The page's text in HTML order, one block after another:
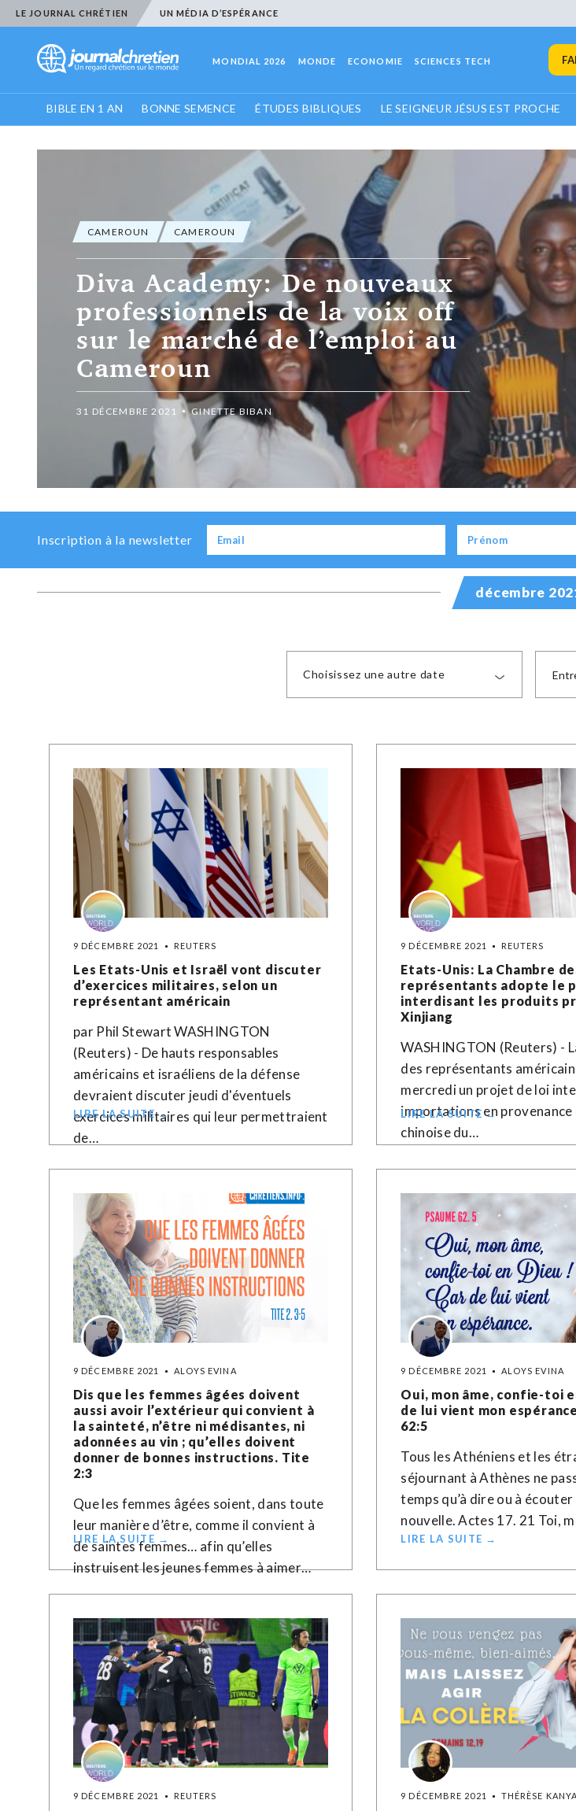
LE JOURNAL CHRÉTIEN UN MÉDIA D’ESPÉRANCE
MONDIAL 2026 MONDE ECONOMIE SCIENCES TECH
BIBLE EN 1 AN BONNE SEMENCE ÉTUDES BIBLIQUES LE SEIGNEUR JÉSUS EST PROCHE
CAMEROUN
Cameroun: L’ association
Zhenna au chevet des
malades
31 DÉCEMBRE 2021 GINETTE BIBAN
Previous
Next
Inscription à la newsletter
décembre
Choisissez une autre date
9 DÉCEMBRE 2021 REUTERS
Les Etats-Unis et Israël vont discuter
d’exercices militaires, selon un
représentant américain
par Phil Stewart WASHINGTON
(Reuters) - De hauts responsables
américains et israéliens de la défense
devraient discuter jeudi d'éventuels
exercices militaires qui leur permettraient
de…
LIRE LA SUITE →
9 DÉCEMBRE 2021 REUTERS
Etats-Unis: La Chambre
représentants adopte le
interdisant les produits
Xinjiang
WASHINGTON (Reuters) -
des représentants
mercredi un projet de loi
importations en provenance
chinoise du…
LIRE LA SUITE →
9 DÉCEMBRE 2021 ALOYS EVINA
Dis que les femmes âgées doivent
aussi avoir l’extérieur qui convient à
la sainteté, n’être ni médisantes, ni
adonnées au vin ; qu’elles doivent
donner de bonnes instructions. Tite
2:3
Que les femmes âgées soient, dans toute
leur manière d’être, comme il convient à
de saintes femmes… afin qu’elles
instruisent les jeunes femmes à aimer…
LIRE LA SUITE →
9 DÉCEMBRE 2021 ALOYS EVINA
Oui, mon âme, confie-toi
de lui vient mon
62:5
Tous les Athéniens et les
séjournant à Athènes ne
temps qu’à dire ou à
nouvelle. Actes 17. 21 Toi,
LIRE LA SUITE →
9 DÉCEMBRE 2021 REUTERS 9 DÉCEMBRE 2021 THÉRÈSE